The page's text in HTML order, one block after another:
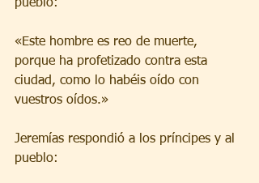
pueblo:
«Este hombre es reo de muerte,
porque ha profetizado contra esta
ciudad, como lo habéis oído con
vuestros oídos.»
Jeremías respondió a los príncipes y al
pueblo: